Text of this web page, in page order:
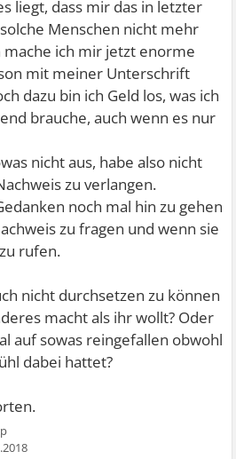
liegt, dass mir das in letzter
Menschen nicht mehr
ich mir jetzt enorme
mit meiner Unterschrift
dazu bin ich Geld los, was ich
brauche, auch wenn es nur
nicht aus, habe also nicht
zu verlangen.
noch mal hin zu gehen
zu fragen und wenn sie
rufen.
nicht durchsetzen zu können
macht als ihr wollt? Oder
auf sowas reingefallen obwohl
dabei hattet?